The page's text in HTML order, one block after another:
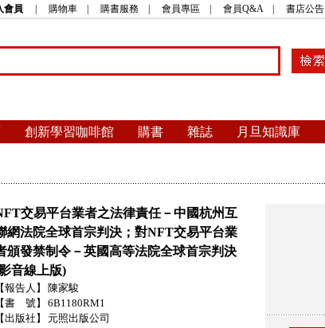
會員 購物車 購書服務 會員專區 會員Q&A| 書店公告
創新學習咖啡館 購書 雜誌 月旦知識庫
交易平台業者之法律責任－中國杭州互
網法院全球首宗判決；對NFT交易平台業
頒發禁制令－英國高等法院全球首宗判決
音線上版)
【報告人】
陳家駿
【書 號】
6B1180RM1
【出版社】
元照出版公司